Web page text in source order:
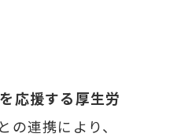
応援する厚生労
連携により、